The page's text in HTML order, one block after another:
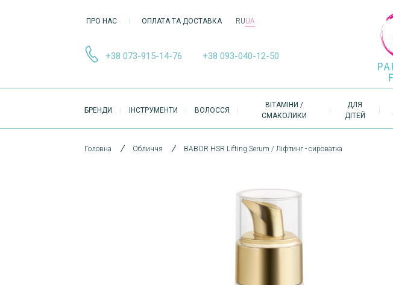
ПРО НАС ОПЛАТА ТА ДОСТАВКА RUUA
+38 073-915-14-76 +38 093-040-12-50
НАВІҐАЦІЯ
БРЕНДИ ІНСТРУМЕНТИ ВОЛОССЯ
ВІТАМІНИ /
СМАКОЛИКИ
ДЛЯ
ДІТЕЙ
Головна Обличчя BABOR HSR Lifting Serum / Ліфтинг - сироватка